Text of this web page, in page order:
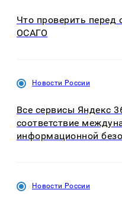
Что проверить
ОСАГО
Новости России
Все сервисы Яндекс
соответствие
информационной
Новости России